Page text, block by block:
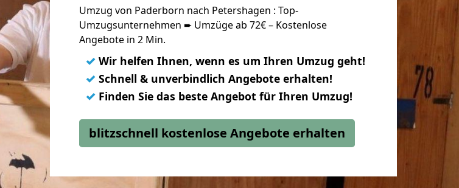
Umzug von Paderborn nach Petershagen : Top-
Umzugsunternehmen ➨ Umzüge ab 72€ – Kostenlose
Angebote in 2 Min.
✓ Wir helfen Ihnen, wenn es um Ihren Umzug geht!
✓ Schnell & unverbindlich Angebote erhalten!
✓ Finden Sie das beste Angebot für Ihren Umzug!
blitzschnell kostenlose Angebote erhalten